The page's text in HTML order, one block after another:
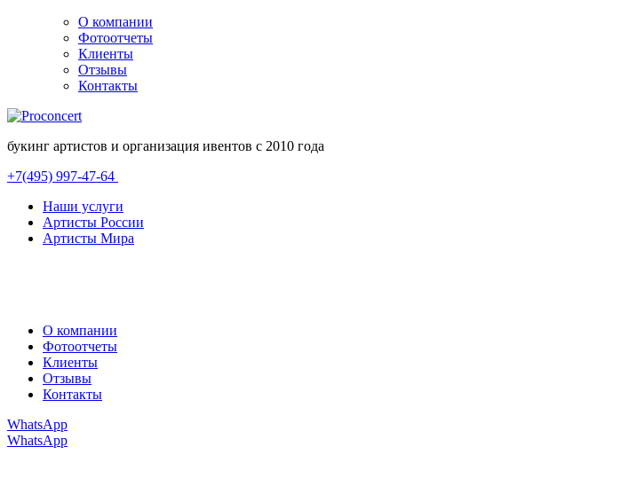
О компании
Фотоотчеты
Клиенты
Отзывы
Контакты
букинг артистов и организация ивентов с 2010 года
+7(495) 997-47-64
Наши услуги
Артисты России
Артисты Мира
О компании
Фотоотчеты
Клиенты
Отзывы
Контакты
WhatsApp
WhatsApp